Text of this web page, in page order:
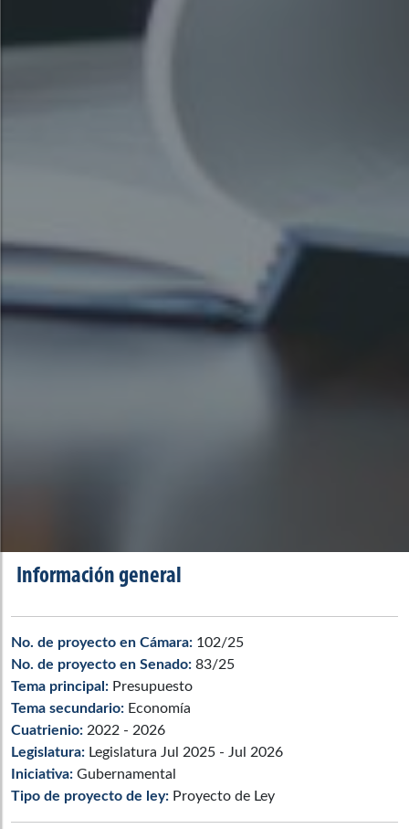
Información general
No. de proyecto en Cámara: 102/25
No. de proyecto en Senado: 83/25
Tema principal: Presupuesto
Tema secundario: Economía
Cuatrienio: 2022 - 2026
Legislatura: Legislatura Jul 2025 - Jul 2026
Iniciativa: Gubernamental
Tipo de proyecto de ley: Proyecto de Ley